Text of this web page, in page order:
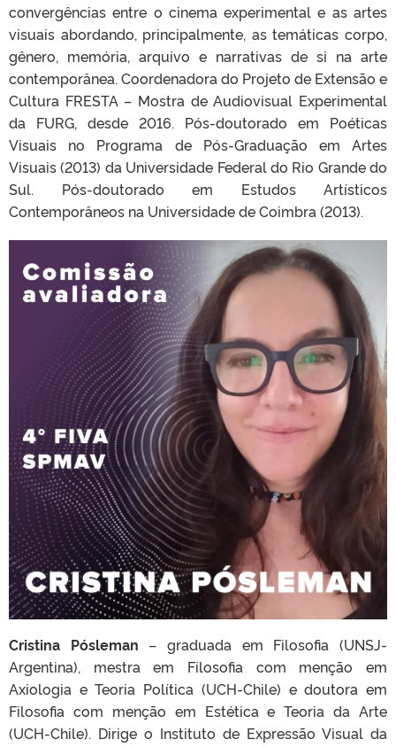
convergências entre o cinema experimental e as artes
visuais abordando, principalmente, as temáticas corpo,
gênero, memória, arquivo e narrativas de si na arte
contemporânea. Coordenadora do Projeto de Extensão e
Cultura FRESTA – Mostra de Audiovisual Experimental
da FURG, desde 2016. Pós-doutorado em Poéticas
Visuais no Programa de Pós-Graduação em Artes
Visuais (2013) da Universidade Federal do Rio Grande do
Sul. Pós-doutorado em Estudos Artísticos
Contemporâneos na Universidade de Coimbra (2013).
Cristina Pósleman – graduada em Filosofia (UNSJ-
Argentina), mestra em Filosofia com menção em
Axiologia e Teoria Política (UCH-Chile) e doutora em
Filosofia com menção em Estética e Teoria da Arte
(UCH-Chile). Dirige o Instituto de Expressão Visual da